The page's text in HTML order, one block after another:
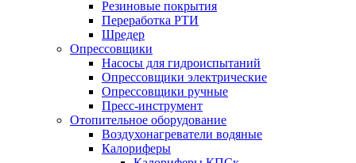
Резиновые покрытия
Переработка РТИ
Шредер
Опрессовщики
Насосы для гидроиспытаний
Опрессовщики электрические
Опрессовщики ручные
Пресс-инструмент
Отопительное оборудование
Воздухонагреватели водяные
Калориферы